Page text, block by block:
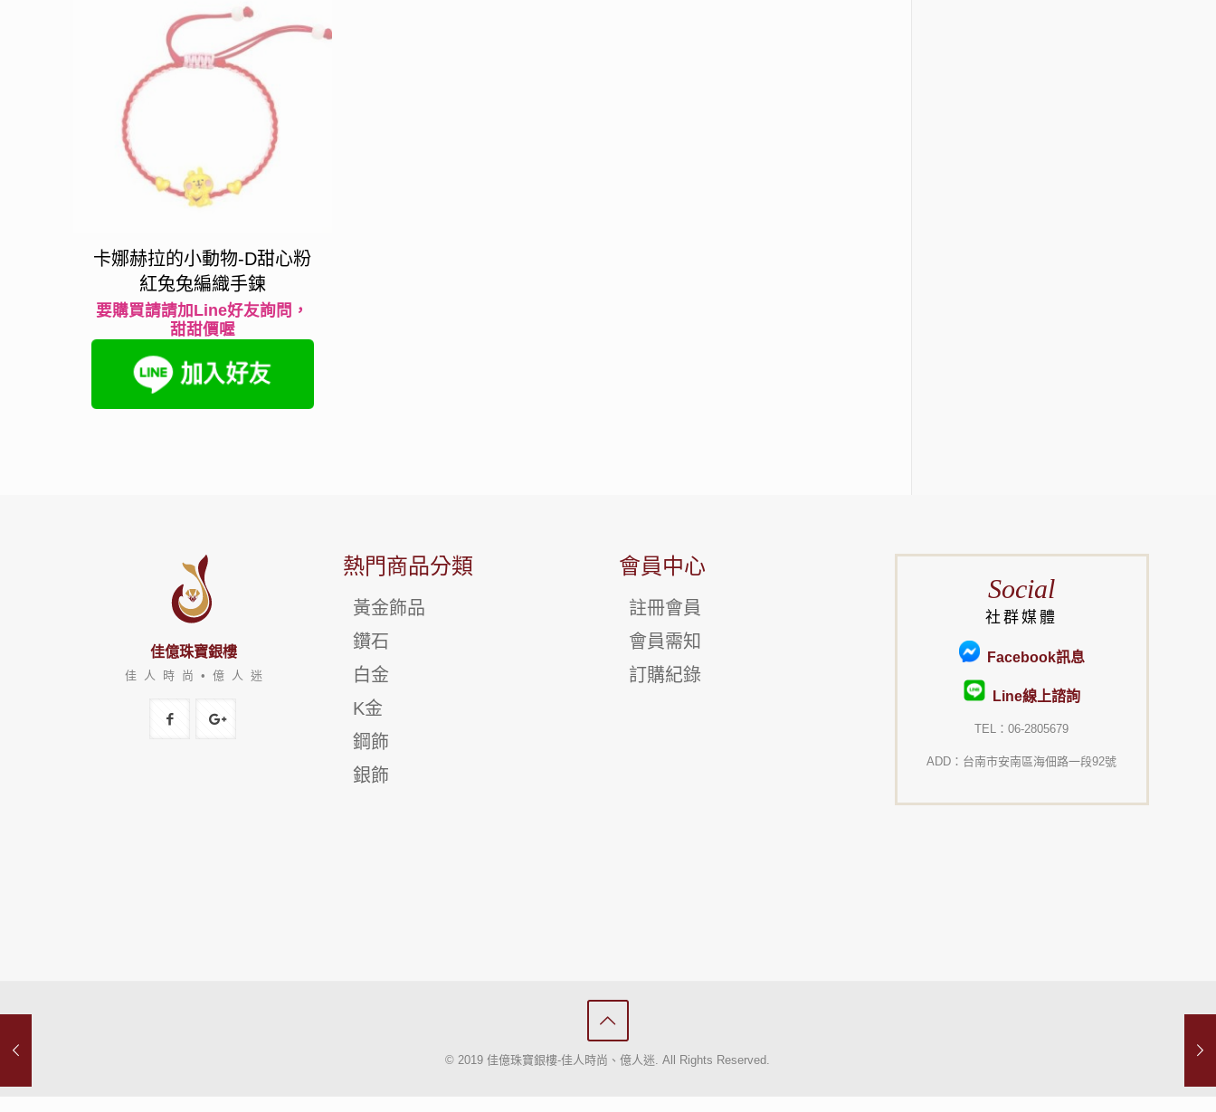
卡娜赫拉的小動物-D甜心粉
紅兔兔編織手鍊
要購買請請加Line好友詢問，
甜甜價喔
佳億珠寶銀樓
佳 人 時 尚 • 億 人 迷
熱門商品分類
黃金飾品
鑽石
白金
K金
鋼飾
銀飾
會員中心
註冊會員
會員需知
訂購紀錄
Social
社群媒體
Facebook訊息
Line線上諮詢
TEL：06-2805679
ADD：台南市安南區海佃路一段92號
© 2019 佳億珠寶銀樓-佳人時尚、億人迷. All Rights Reserved.